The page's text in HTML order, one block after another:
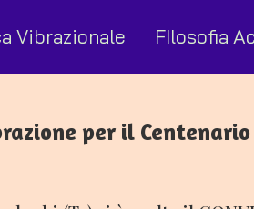
Vibrazionale FIlosofia
per il